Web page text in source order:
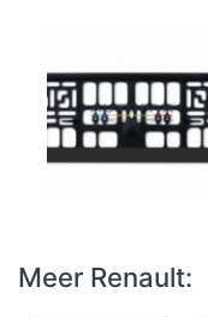
Meer Renault: